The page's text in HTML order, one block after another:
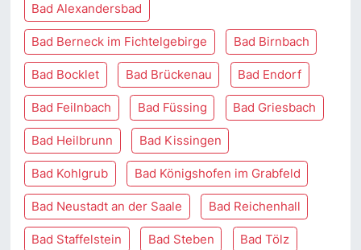
Bad Alexandersbad
Bad Berneck im Fichtelgebirge Bad Birnbach
Bad Bocklet Bad Brückenau Bad Endorf
Bad Feilnbach Bad Füssing Bad Griesbach
Bad Heilbrunn Bad Kissingen
Bad Kohlgrub Bad Königshofen im Grabfeld
Bad Neustadt an der Saale Bad Reichenhall
Bad Staffelstein Bad Steben Bad Tölz